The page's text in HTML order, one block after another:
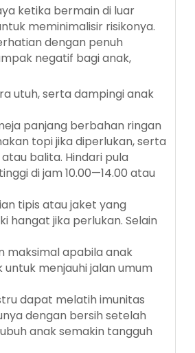
ketika bermain di luar
meminimalisir risikonya.
dengan penuh
negatif bagi anak,
utuh, serta dampingi anak
panjang berbahan ringan
topi jika diperlukan, serta
balita. Hindari pula
di jam 10.00—14.00 atau
tipis atau jaket yang
hangat jika perlukan. Selain
maksimal apabila anak
menjauhi jalan umum
dapat melatih imunitas
dengan bersih setelah
anak semakin tangguh